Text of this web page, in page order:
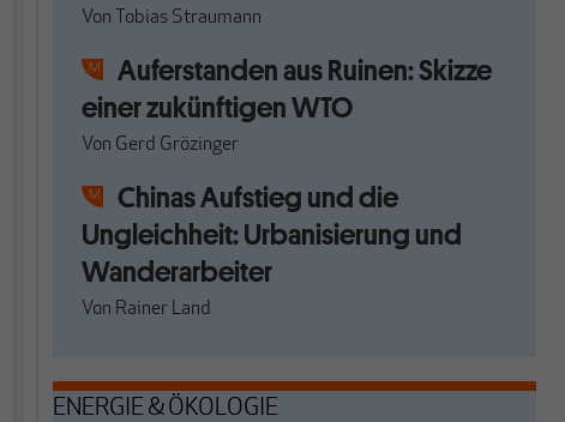
Von Tobias Straumann
Auferstanden aus Ruinen: Skizze
einer zukünftigen WTO
Von Gerd Grözinger
Chinas Aufstieg und die
Ungleichheit: Urbanisierung und
Wanderarbeiter
Von Rainer Land
ENERGIE & ÖKOLOGIE